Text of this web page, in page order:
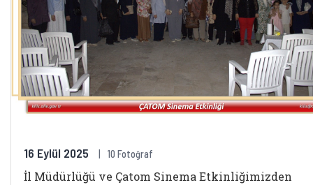
16 Eylül 2025 10 Fotoğraf
İl Müdürlüğü ve Çatom Sinema Etkinliğimizden